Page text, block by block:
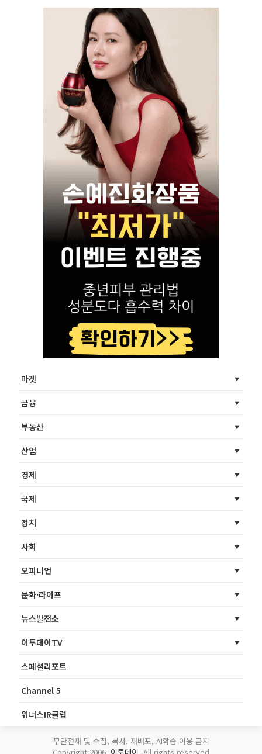
마켓
금융
부동산
산업
경제
국제
정치
사회
오피니언
문화·라이프
뉴스발전소
이투데이TV
스페셜리포트
Channel 5
위너스IR클럽
무단전재 및 수집, 복사, 재배포, AI학습 이용 금지